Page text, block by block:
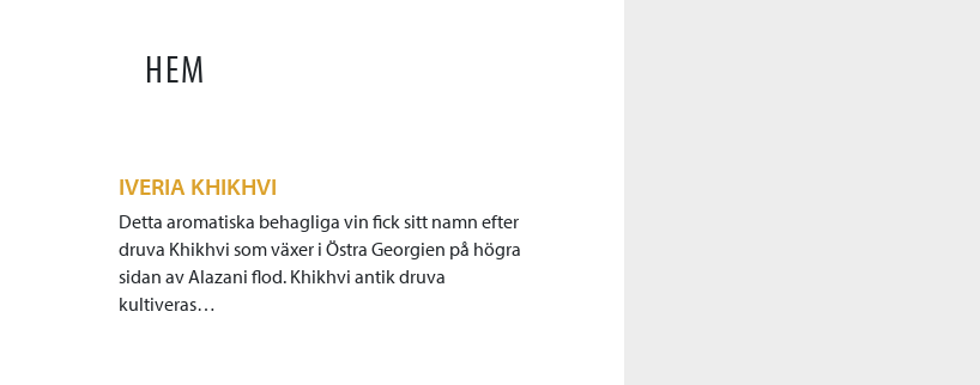
HEM
IVERIA KHIKHVI
Detta aromatiska behagliga vin fick sitt namn efter
druva Khikhvi som växer i Östra Georgien på högra
sidan av Alazani flod. Khikhvi antik druva
kultiveras…